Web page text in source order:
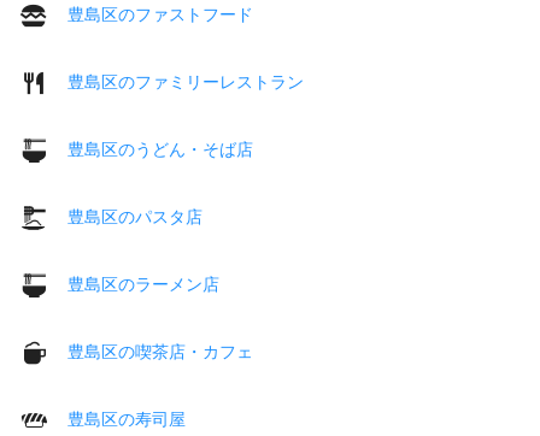
豊島区のファストフード
豊島区のファミリーレストラン
豊島区のうどん・そば店
豊島区のパスタ店
豊島区のラーメン店
豊島区の喫茶店・カフェ
豊島区の寿司屋